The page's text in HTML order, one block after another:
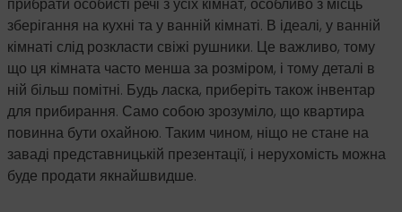
зберігання на кухні та у ванній кімнаті. В ідеалі, у ванній
кімнаті слід розкласти свіжі рушники. Це важливо, тому
що ця кімната часто менша за розміром, і тому деталі в
ній більш помітні. Будь ласка, приберіть також інвентар
для прибирання. Само собою зрозуміло, що квартира
повинна бути охайною. Таким чином, ніщо не стане на
заваді представницькій презентації, і нерухомість можна
буде продати якнайшвидше.